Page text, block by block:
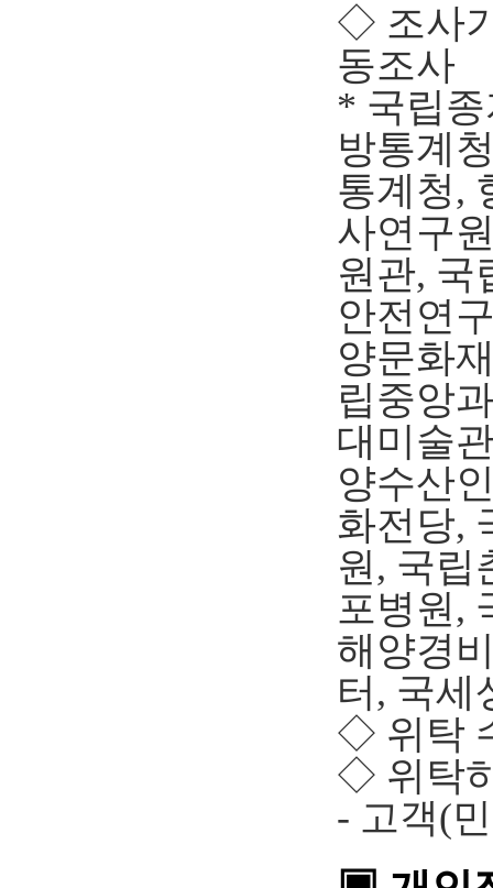
◇ 조사
동조사
* 국립
방통계
통계청,
사연구
원관, 국
안전연
양문화
립중앙
대미술
양수산
화전당,
원, 국립
포병원,
해양경
터, 국세
◇ 위탁
◇ 위탁
- 고객(